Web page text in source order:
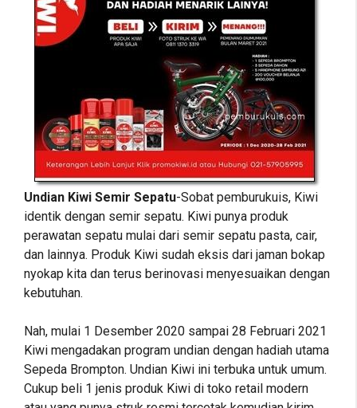
Undian Kiwi Semir Sepatu-Sobat pemburukuis, Kiwi
identik dengan semir sepatu. Kiwi punya produk
perawatan sepatu mulai dari semir sepatu pasta, cair,
dan lainnya. Produk Kiwi sudah eksis dari jaman bokap
nyokap kita dan terus berinovasi menyesuaikan dengan
kebutuhan.
Nah, mulai 1 Desember 2020 sampai 28 Februari 2021
Kiwi mengadakan program undian dengan hadiah utama
Sepeda Brompton. Undian Kiwi ini terbuka untuk umum.
Cukup beli 1 jenis produk Kiwi di toko retail modern